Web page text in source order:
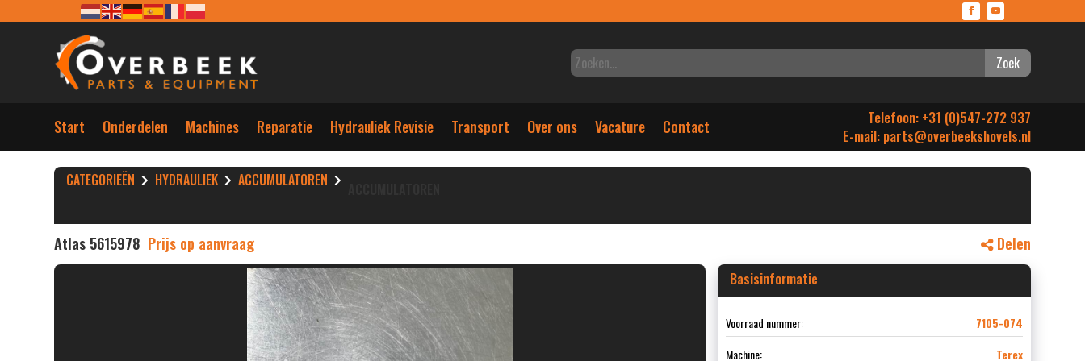
Zoek
Start Onderdelen Machines Reparatie Hydrauliek Revisie Transport Over ons Vacature Contact
Telefoon: +31 (0)547-272 937
E-mail: parts@overbeekshovels.nl
CATEGORIEËN HYDRAULIEK ACCUMULATOREN
Atlas 5615978 Prijs op aanvraag Delen
Basisinformatie
Voorraad nummer:
7105-074
Machine:
Terex